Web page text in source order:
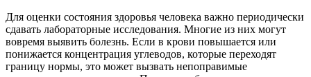
Для оценки состояния здоровья человека важно периодически
сдавать лабораторные исследования. Многие из них могут
вовремя выявить болезнь. Если в крови повышается или
понижается концентрация углеводов, которые переходят
границу нормы, это может вызвать непоправимые